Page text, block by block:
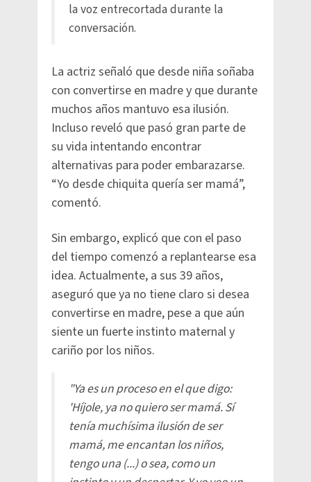
la voz entrecortada durante la
conversación.
La actriz señaló que desde niña soñaba
con convertirse en madre y que durante
muchos años mantuvo esa ilusión.
Incluso reveló que pasó gran parte de
su vida intentando encontrar
alternativas para poder embarazarse.
“Yo desde chiquita quería ser mamá”,
comentó.
Sin embargo, explicó que con el paso
del tiempo comenzó a replantearse esa
idea. Actualmente, a sus 39 años,
aseguró que ya no tiene claro si desea
convertirse en madre, pese a que aún
siente un fuerte instinto maternal y
cariño por los niños.
"Ya es un proceso en el que digo:
'Híjole, ya no quiero ser mamá. Sí
tenía muchísima ilusión de ser
mamá, me encantan los niños,
tengo una (...) o sea, como un